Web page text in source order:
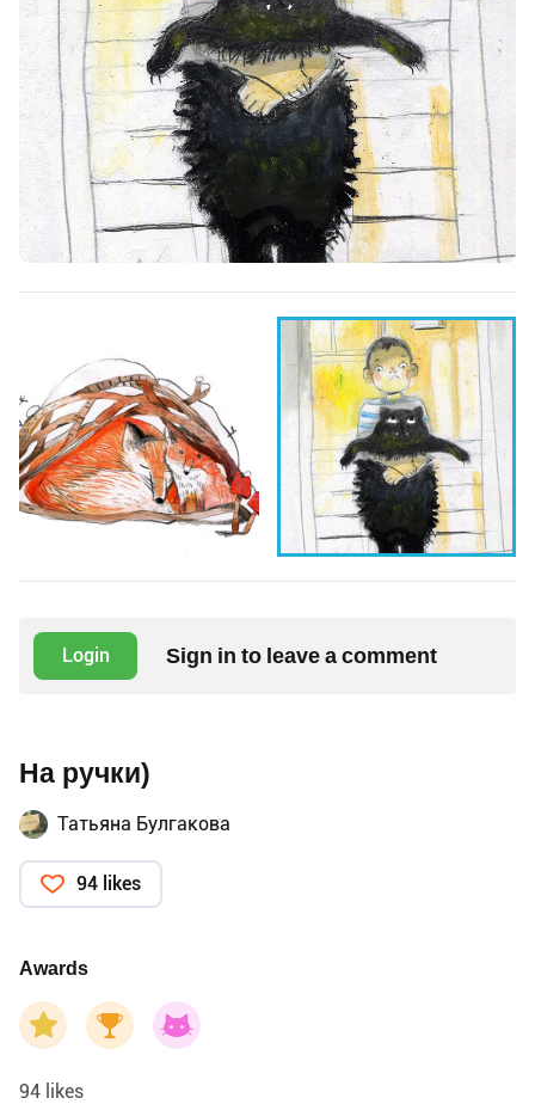
Login Sign in to leave a comment
На ручки)
Татьяна Булгакова
94 likes
Awards
94 likes